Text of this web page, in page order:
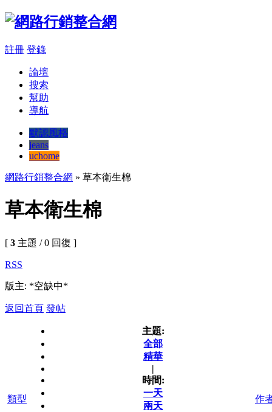
註冊 登錄
論壇
搜索
幫助
導航
默認風格
jeans
uchome
網路行銷整合網 » 草本衛生棉
草本衛生棉
[ 3 主題 / 0 回復 ]
RSS
版主: *空缺中*
返回首頁 發帖
類型
主題:
全部
精華
|
時間:
一天
兩天
作